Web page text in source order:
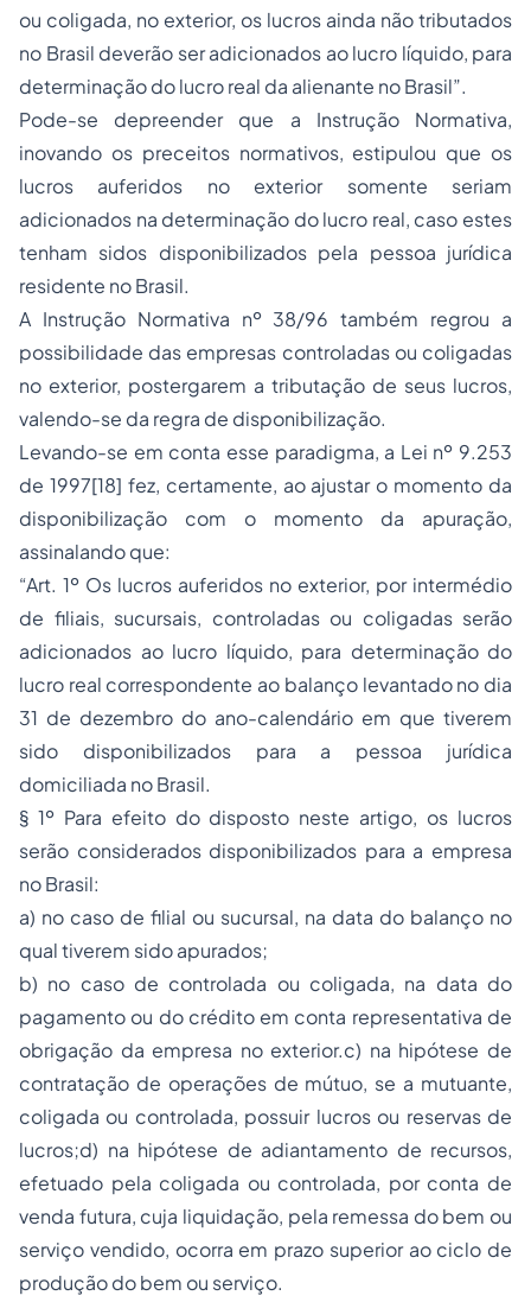
ou coligada, no exterior, os lucros ainda não tributados
no Brasil deverão ser adicionados ao lucro líquido, para
determinação do lucro real da alienante no Brasil”.
Pode-se depreender que a Instrução Normativa,
inovando os preceitos normativos, estipulou que os
lucros auferidos no exterior somente seriam
adicionados na determinação do lucro real, caso estes
tenham sidos disponibilizados pela pessoa jurídica
residente no Brasil.
A Instrução Normativa nº 38/96 também regrou a
possibilidade das empresas controladas ou coligadas
no exterior, postergarem a tributação de seus lucros,
valendo-se da regra de disponibilização.
Levando-se em conta esse paradigma, a Lei nº 9.253
de 1997[18] fez, certamente, ao ajustar o momento da
disponibilização com o momento da apuração,
assinalando que:
“Art. 1º Os lucros auferidos no exterior, por intermédio
de filiais, sucursais, controladas ou coligadas serão
adicionados ao lucro líquido, para determinação do
lucro real correspondente ao balanço levantado no dia
31 de dezembro do ano-calendário em que tiverem
sido disponibilizados para a pessoa jurídica
domiciliada no Brasil.
§ 1º Para efeito do disposto neste artigo, os lucros
serão considerados disponibilizados para a empresa
no Brasil:
a) no caso de filial ou sucursal, na data do balanço no
qual tiverem sido apurados;
b) no caso de controlada ou coligada, na data do
pagamento ou do crédito em conta representativa de
obrigação da empresa no exterior.c) na hipótese de
contratação de operações de mútuo, se a mutuante,
coligada ou controlada, possuir lucros ou reservas de
lucros;d) na hipótese de adiantamento de recursos,
efetuado pela coligada ou controlada, por conta de
venda futura, cuja liquidação, pela remessa do bem ou
serviço vendido, ocorra em prazo superior ao ciclo de
produção do bem ou serviço.